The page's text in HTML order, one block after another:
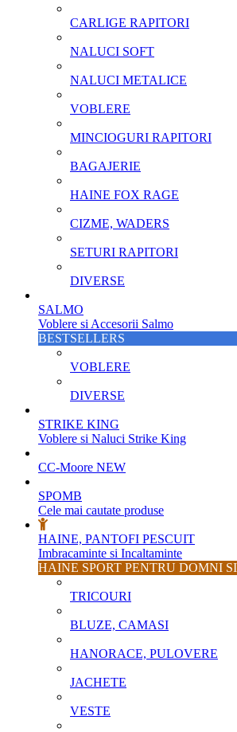
CARLIGE RAPITORI
NALUCI SOFT
NALUCI METALICE
VOBLERE
MINCIOGURI RAPITORI
BAGAJERIE
HAINE FOX RAGE
CIZME, WADERS
SETURI RAPITORI
DIVERSE
SALMO
Voblere si Accesorii Salmo
BESTSELLERS
VOBLERE
DIVERSE
STRIKE KING
Voblere si Naluci Strike King
CC-Moore NEW
SPOMB
Cele mai cautate produse
HAINE, PANTOFI PESCUIT
Imbracaminte si Incaltaminte
HAINE SPORT PENTRU DOMNI
TRICOURI
BLUZE, CAMASI
HANORACE, PULOVERE
JACHETE
VESTE